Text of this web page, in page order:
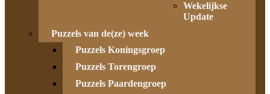
Wekelijkse
Update
Puzzels van de(ze) week
Puzzels Koningsgroep
Puzzels Torengroep
Puzzels Paardengroep